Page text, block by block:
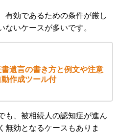
有効であるための条件が厳し
ないケースが多いです。
書遺言の書き方と例文や注意
動作成ツール付
も、被相続人の認知症が進ん
無効となるケースもありま